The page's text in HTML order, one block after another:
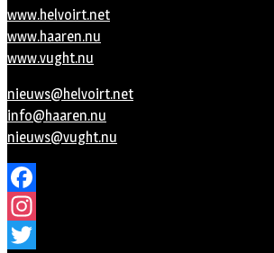
www.helvoirt.net
www.haaren.nu
www.vught.nu
nieuws@helvoirt.net
info@haaren.nu
nieuws@vught.nu
Facebook
Instagram